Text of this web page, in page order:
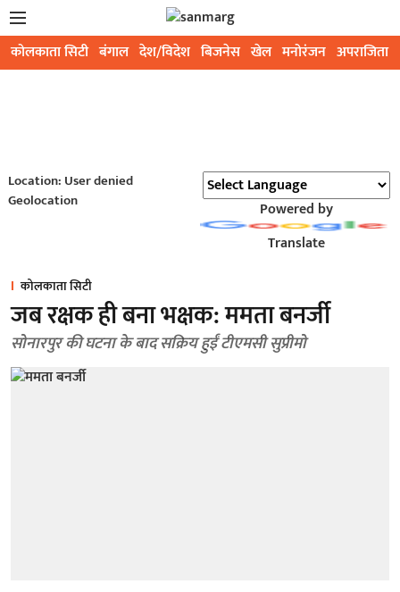
कोलकाता सिटी बंगाल देश/विदेश बिजनेस खेल मनोरंजन अपराजिता
Location: User denied
Geolocation
Powered by
Translate
कोलकाता सिटी
जब रक्षक ही बना भक्षक: ममता बनर्जी
सोनारपुर की घटना के बाद सक्रिय हुईं टीएमसी सुप्रीमो